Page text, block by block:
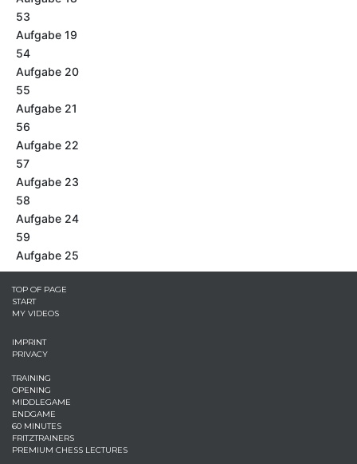
53
Aufgabe 19
54
Aufgabe 20
55
Aufgabe 21
56
Aufgabe 22
57
Aufgabe 23
58
Aufgabe 24
59
Aufgabe 25
TOP OF PAGE
START
MY VIDEOS
IMPRINT
PRIVACY
TRAINING
OPENING
MIDDLEGAME
ENDGAME
60 MINUTES
FRITZTRAINERS
PREMIUM CHESS LECTURES